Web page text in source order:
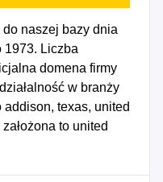
do naszej bazy dnia
1973. Liczba
domena firmy
w branży
addison, texas, united
to united